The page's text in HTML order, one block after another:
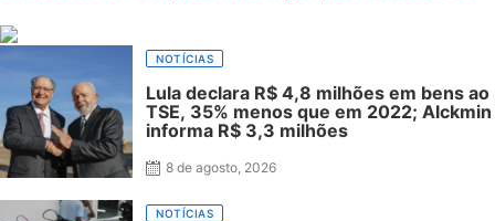
NOTÍCIAS
Lula declara R$ 4,8 milhões em bens ao
TSE, 35% menos que em 2022; Alckmin
informa R$ 3,3 milhões
8 de agosto, 2026
NOTÍCIAS